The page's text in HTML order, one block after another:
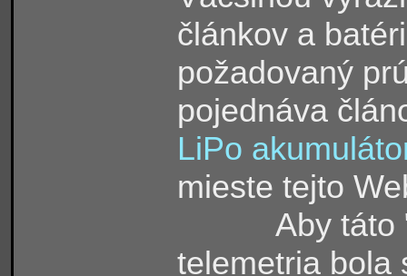
článkov a
požadovaný
pojednáva
LiPo
mieste tejto
Aby táto
telemetria bola